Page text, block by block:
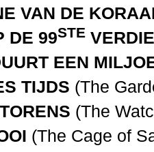
VAN DE
DE 99STE
EEN
TIJDS (The
(The
(The Cage of